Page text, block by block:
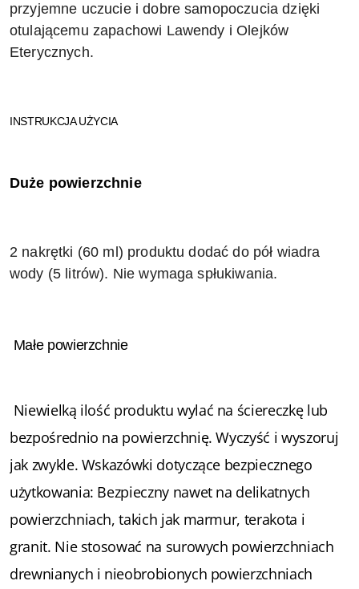
przyjemne uczucie i dobre samopoczucia dzięki
otulającemu zapachowi Lawendy i Olejków
Eterycznych.
INSTRUKCJA UŻYCIA
Duże powierzchnie
2 nakrętki (60 ml) produktu dodać do pół wiadra
wody (5 litrów). Nie wymaga spłukiwania.
Małe powierzchnie
Niewielką ilość produktu wylać na ściereczkę lub
bezpośrednio na powierzchnię. Wyczyść i wyszoruj
jak zwykle. Wskazówki dotyczące bezpiecznego
użytkowania: Bezpieczny nawet na delikatnych
powierzchniach, takich jak marmur, terakota i
granit. Nie stosować na surowych powierzchniach
drewnianych i nieobrobionych powierzchniach